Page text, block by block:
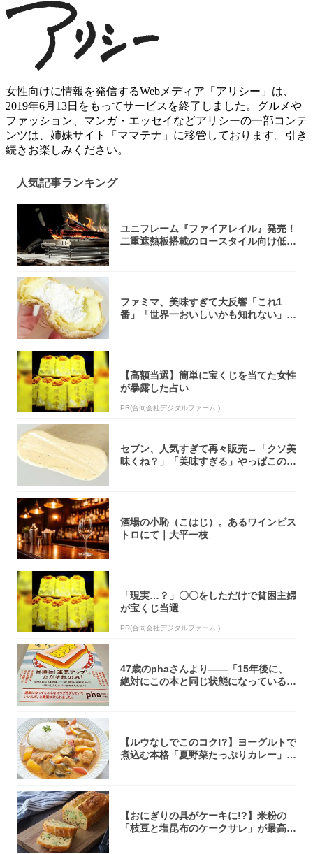
女性向けに情報を発信するWebメディア「アリシー」は、
2019年6月13日をもってサービスを終了しました。グルメや
ファッション、マンガ・エッセイなどアリシーの一部コンテ
ンツは、姉妹サイト「ママテナ」に移管しております。引き
続きお楽しみください。
人気記事ランキング
ユニフレーム『ファイアレイル』発売！
二重遮熱板搭載のロースタイル向け低型
ファミマ、美味すぎて大反響「これ1
番」「世界一おいしいかも知れない」
【高額当選】簡単に宝くじを当てた女性
が暴露した占い
PR(合同会社デジタルファーム )
セブン、人気すぎて再々販売→「クソ美
味くね？」「美味すぎる」やっぱこのク
酒場の小恥（こはじ）。あるワインビス
トロにて｜大平一枝
「現実…？」〇〇をしただけで貧困主婦
が宝くじ当選
PR(合同会社デジタルファーム )
47歳のphaさんより――「15年後に、
絶対にこの本と同じ状態になっている自
【ルウなしでこのコク!?】ヨーグルトで
煮込む本格「夏野菜たっぷりカレー」作
【おにぎりの具がケーキに!?】米粉の
「枝豆と塩昆布のケークサレ」が最高♡